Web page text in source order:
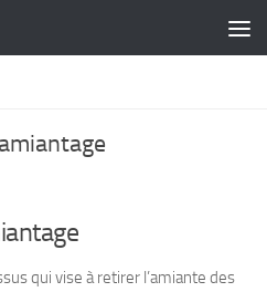
qui vise à retirer l’amiante des